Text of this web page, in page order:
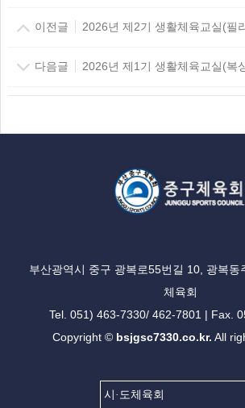
이전글 2026년 제2기 생활체육교실(필
다음글 2026년 제1기 생활체육교실(복
부산광역시 중구 광복로55번길 10, 광복동
체육회
Tel. 051) 463-7330/ 462-7801 | Fax.
Copyright © bsjgsc7330.co.kr. All